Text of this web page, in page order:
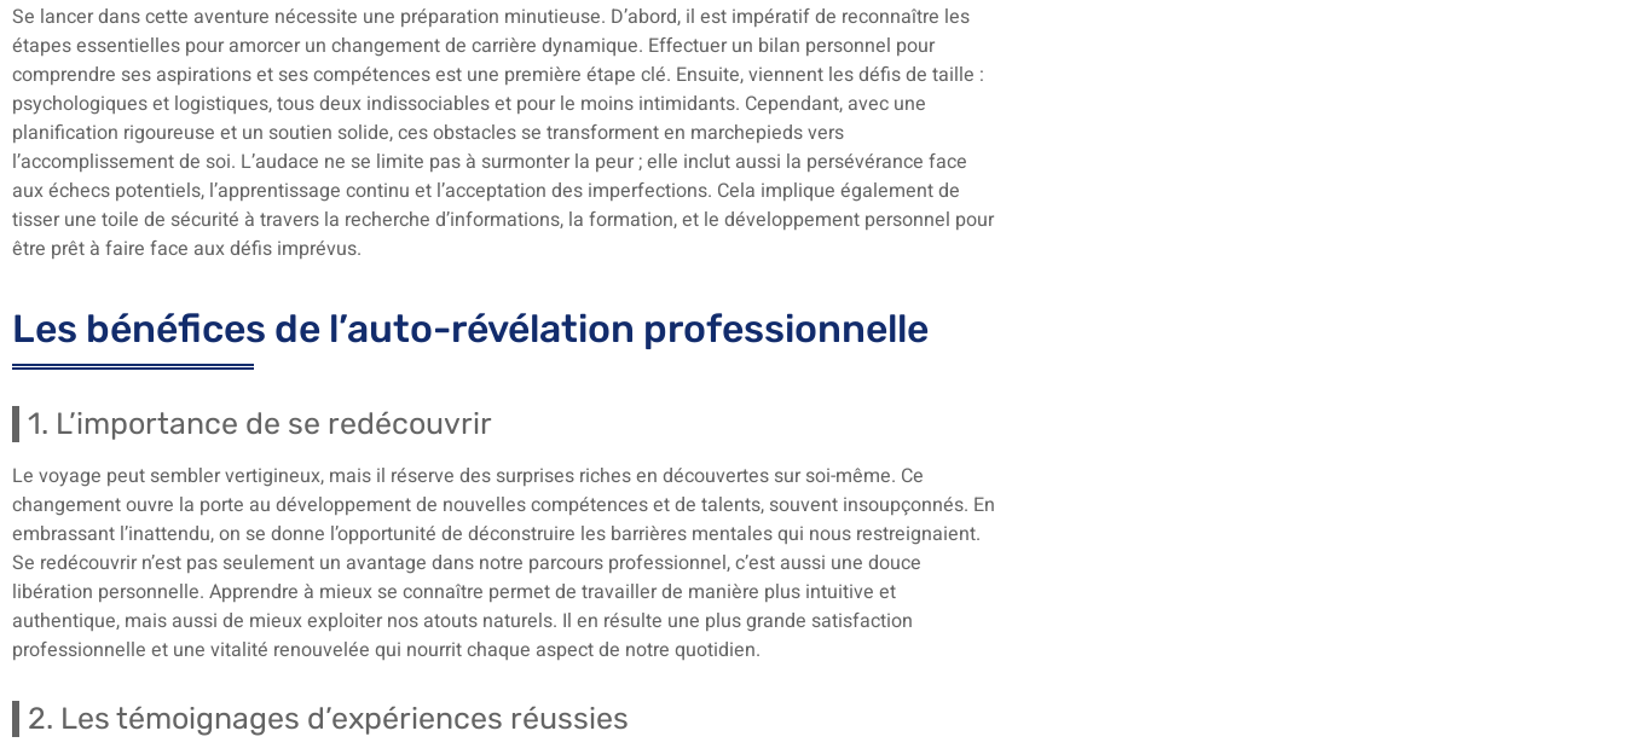
Se lancer dans cette aventure nécessite une préparation minutieuse. D’abord, il est impératif de reconnaître les
étapes essentielles pour amorcer un changement de carrière dynamique. Effectuer un bilan personnel pour
comprendre ses aspirations et ses compétences est une première étape clé. Ensuite, viennent les défis de taille :
psychologiques et logistiques, tous deux indissociables et pour le moins intimidants. Cependant, avec une
planification rigoureuse et un soutien solide, ces obstacles se transforment en marchepieds vers
l’accomplissement de soi. L’audace ne se limite pas à surmonter la peur ; elle inclut aussi la persévérance face
aux échecs potentiels, l’apprentissage continu et l’acceptation des imperfections. Cela implique également de
tisser une toile de sécurité à travers la recherche d’informations, la formation, et le développement personnel pour
être prêt à faire face aux défis imprévus.
Les bénéfices de l’auto-révélation professionnelle
1. L’importance de se redécouvrir
Le voyage peut sembler vertigineux, mais il réserve des surprises riches en découvertes sur soi-même. Ce
changement ouvre la porte au développement de nouvelles compétences et de talents, souvent insoupçonnés. En
embrassant l’inattendu, on se donne l’opportunité de déconstruire les barrières mentales qui nous restreignaient.
Se redécouvrir n’est pas seulement un avantage dans notre parcours professionnel, c’est aussi une douce
libération personnelle. Apprendre à mieux se connaître permet de travailler de manière plus intuitive et
authentique, mais aussi de mieux exploiter nos atouts naturels. Il en résulte une plus grande satisfaction
professionnelle et une vitalité renouvelée qui nourrit chaque aspect de notre quotidien.
2. Les témoignages d’expériences réussies